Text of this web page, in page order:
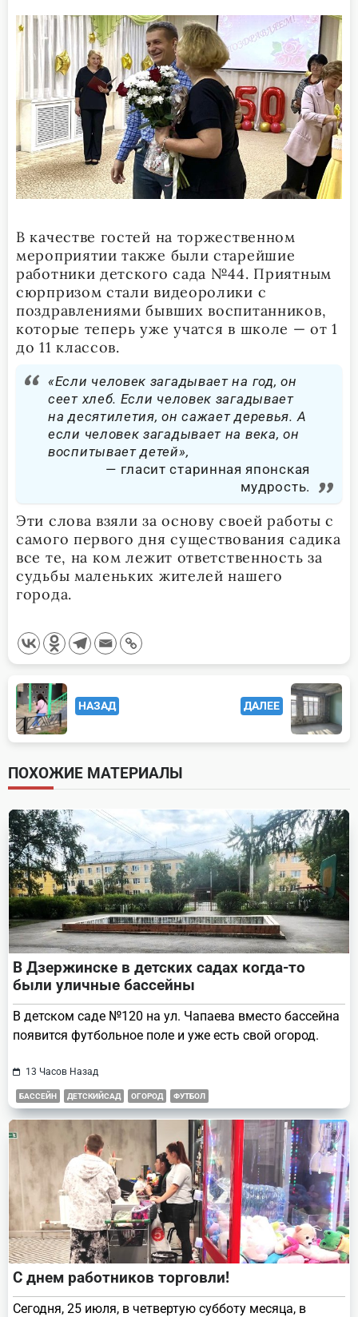
В качестве гостей на торжественном
мероприятии также были старейшие
работники детского сада №44. Приятным
сюрпризом стали видеоролики с
поздравлениями бывших воспитанников,
которые теперь уже учатся в школе — от 1
до 11 классов.
«Если человек загадывает на год, он
сеет хлеб. Если человек загадывает
на десятилетия, он сажает деревья. А
если человек загадывает на века, он
воспитывает детей»,
гласит старинная японская
мудрость.
Эти слова взяли за основу своей работы с
самого первого дня существования садика
все те, на ком лежит ответственность за
судьбы маленьких жителей нашего
города.
<span
class="nav-
subtitle
screen-
reader-
text">Page</span>
НАЗАД ДАЛЕЕ
ПОХОЖИЕ МАТЕРИАЛЫ
В Дзержинске в детских садах когда-то
были уличные бассейны
В детском саде №120 на ул. Чапаева вместо бассейна
появится футбольное поле и уже есть свой огород.
13 Часов Назад
БАССЕЙН ДЕТСКИЙСАД ОГОРОД ФУТБОЛ
С днем работников торговли!
Сегодня, 25 июля, в четвертую субботу месяца, в